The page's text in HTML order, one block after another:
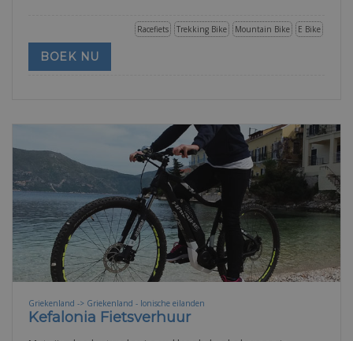
E Bike
Mountain Bike
Trekking Bike
Racefiets
BOEK NU
Griekenland -> Griekenland - Ionische eilanden
Kefalonia Fietsverhuur